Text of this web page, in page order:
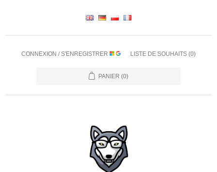
CONNEXION / S'ENREGISTRER LISTE DE SOUHAITS (0)
PANIER (0)